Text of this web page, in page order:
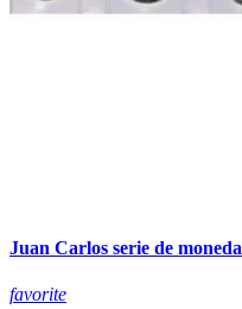
Juan Carlos serie de
favorite